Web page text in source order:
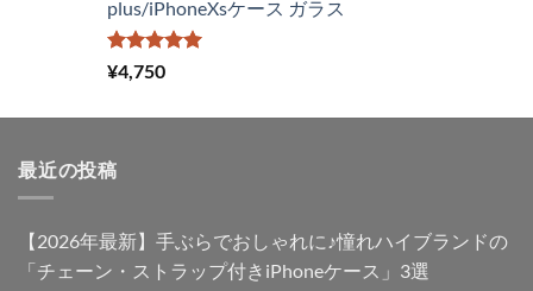
で
し
¥2,980
plus/iPhoneXsケース ガラス
5段階中
5.00
¥4,750
最近の投稿
【2026年最新】手ぶらでおしゃれに♪憧れハイブランドの
「チェーン・ストラップ付きiPhoneケース」3選